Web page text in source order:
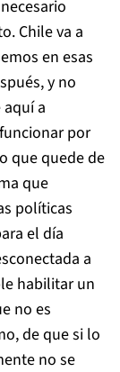
Chile va a
en esas
y no
a
por
que quede de
que
políticas
el día
a
habilitar un
no es
de que si lo
no se